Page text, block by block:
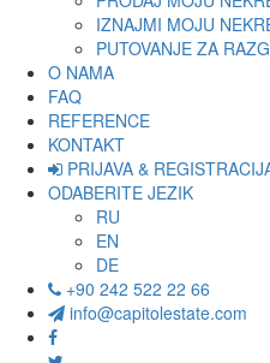
IZNAJMI MOJU
PUTOVANJE ZA
O NAMA
FAQ
REFERENCE
KONTAKT
PRIJAVA &
ODABERITE JEZIK
RU
EN
DE
+90 242 522 22 66
info@capitolestate.com